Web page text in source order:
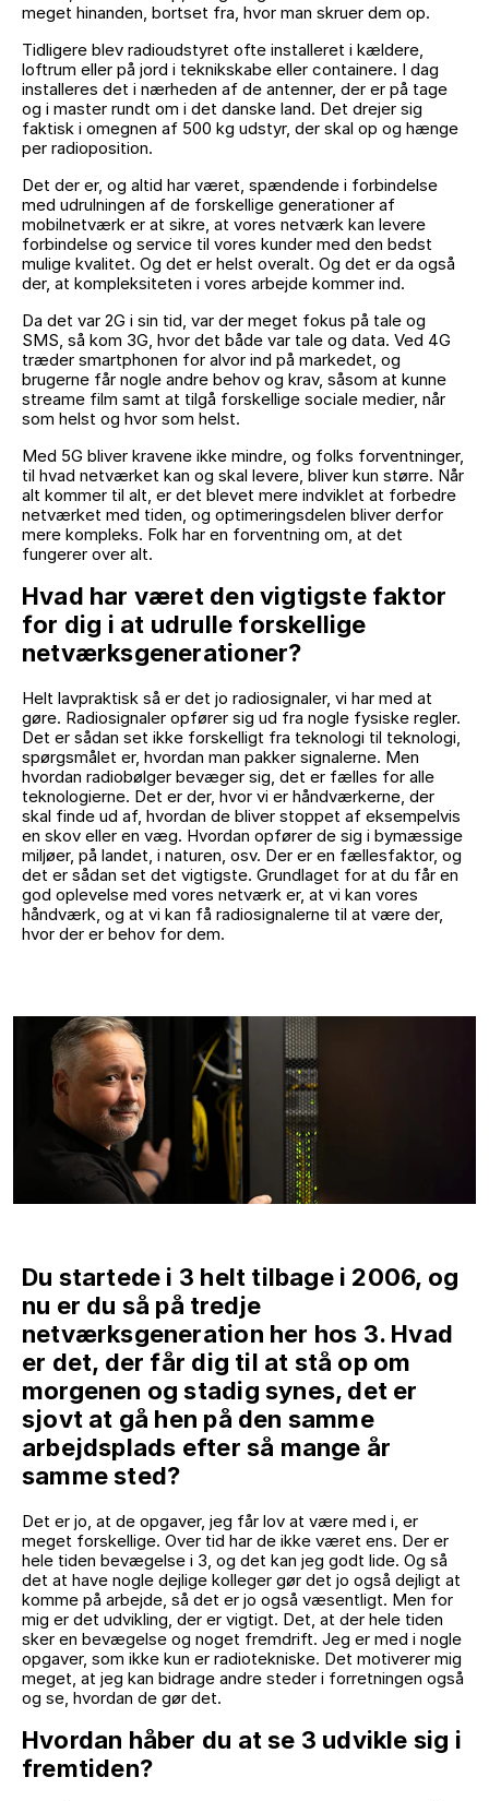
meget hinanden, bortset fra, hvor man skruer dem op.
Tidligere blev radioudstyret ofte installeret i kældere,
loftrum eller på jord i teknikskabe eller containere. I dag
installeres det i nærheden af de antenner, der er på tage
og i master rundt om i det danske land. Det drejer sig
faktisk i omegnen af 500 kg udstyr, der skal op og hænge
per radioposition.
Det der er, og altid har været, spændende i forbindelse
med udrulningen af de forskellige generationer af
mobilnetværk er at sikre, at vores netværk kan levere
forbindelse og service til vores kunder med den bedst
mulige kvalitet. Og det er helst overalt. Og det er da også
der, at kompleksiteten i vores arbejde kommer ind.
Da det var 2G i sin tid, var der meget fokus på tale og
SMS, så kom 3G, hvor det både var tale og data. Ved 4G
træder smartphonen for alvor ind på markedet, og
brugerne får nogle andre behov og krav, såsom at kunne
streame film samt at tilgå forskellige sociale medier, når
som helst og hvor som helst.
Med 5G bliver kravene ikke mindre, og folks forventninger,
til hvad netværket kan og skal levere, bliver kun større. Når
alt kommer til alt, er det blevet mere indviklet at forbedre
netværket med tiden, og optimeringsdelen bliver derfor
mere kompleks. Folk har en forventning om, at det
fungerer over alt.
Hvad har været den vigtigste faktor
for dig i at udrulle forskellige
netværksgenerationer?
Helt lavpraktisk så er det jo radiosignaler, vi har med at
gøre. Radiosignaler opfører sig ud fra nogle fysiske regler.
Det er sådan set ikke forskelligt fra teknologi til teknologi,
spørgsmålet er, hvordan man pakker signalerne. Men
hvordan radiobølger bevæger sig, det er fælles for alle
teknologierne. Det er der, hvor vi er håndværkerne, der
skal finde ud af, hvordan de bliver stoppet af eksempelvis
en skov eller en væg. Hvordan opfører de sig i bymæssige
miljøer, på landet, i naturen, osv. Der er en fællesfaktor, og
det er sådan set det vigtigste. Grundlaget for at du får en
god oplevelse med vores netværk er, at vi kan vores
håndværk, og at vi kan få radiosignalerne til at være der,
hvor der er behov for dem.
Du startede i 3 helt tilbage i 2006, og
nu er du så på tredje
netværksgeneration her hos 3. Hvad
er det, der får dig til at stå op om
morgenen og stadig synes, det er
sjovt at gå hen på den samme
arbejdsplads efter så mange år
samme sted?
Det er jo, at de opgaver, jeg får lov at være med i, er
meget forskellige. Over tid har de ikke været ens. Der er
hele tiden bevægelse i 3, og det kan jeg godt lide. Og så
det at have nogle dejlige kolleger gør det jo også dejligt at
komme på arbejde, så det er jo også væsentligt. Men for
mig er det udvikling, der er vigtigt. Det, at der hele tiden
sker en bevægelse og noget fremdrift. Jeg er med i nogle
opgaver, som ikke kun er radiotekniske. Det motiverer mig
meget, at jeg kan bidrage andre steder i forretningen også
og se, hvordan de gør det.
Hvordan håber du at se 3 udvikle sig i
fremtiden?